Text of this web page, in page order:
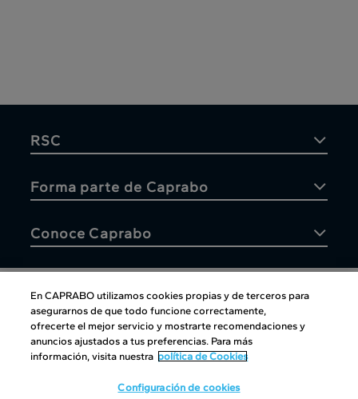
RSC
Forma parte de Caprabo
Conoce Caprabo
Atención al cliente
En CAPRABO utilizamos cookies propias y de terceros para
asegurarnos de que todo funcione correctamente,
ofrecerte el mejor servicio y mostrarte recomendaciones y
anuncios ajustados a tus preferencias. Para más
información, visita nuestra política de Cookies
Configuración de cookies